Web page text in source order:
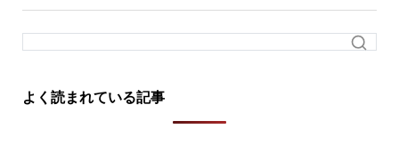
よく読まれている記事